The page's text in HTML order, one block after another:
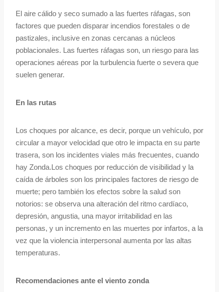
El aire cálido y seco sumado a las fuertes ráfagas, son
factores que pueden disparar incendios forestales o de
pastizales, inclusive en zonas cercanas a núcleos
poblacionales. Las fuertes ráfagas son, un riesgo para las
operaciones aéreas por la turbulencia fuerte o severa que
suelen generar.
En las rutas
Los choques por alcance, es decir, porque un vehículo, por
circular a mayor velocidad que otro le impacta en su parte
trasera, son los incidentes viales más frecuentes, cuando
hay Zonda.Los choques por reducción de visibilidad y la
caída de árboles son los principales factores de riesgo de
muerte; pero también los efectos sobre la salud son
notorios: se observa una alteración del ritmo cardíaco,
depresión, angustia, una mayor irritabilidad en las
personas, y un incremento en las muertes por infartos, a la
vez que la violencia interpersonal aumenta por las altas
temperaturas.
Recomendaciones ante el viento zonda